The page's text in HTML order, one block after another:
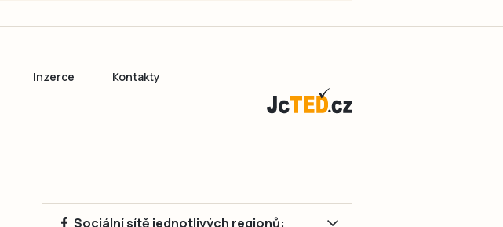
Inzerce Kontakty
Sociální sítě jednotlivých regionů: